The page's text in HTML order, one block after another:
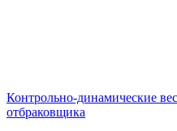
Контрольно-динамические
отбраковщика